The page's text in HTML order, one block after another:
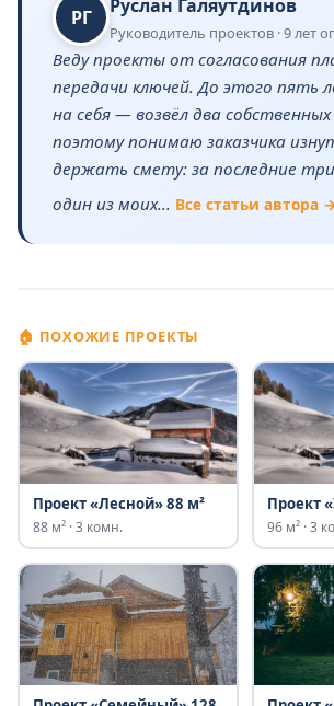
РГ
Руслан Галяутдинов
Руководитель проектов · 9 лет
Веду проекты от согласования
передачи ключей. До этого пять
на себя — возвёл два
поэтому понимаю заказчика
держать смету: за последние
один из моих... Все статьи автора
🏠 ПОХОЖИЕ ПРОЕКТЫ
Проект «Лесной» 88 м²
88 м² · 3 комн.
Проект
96 м² · 3